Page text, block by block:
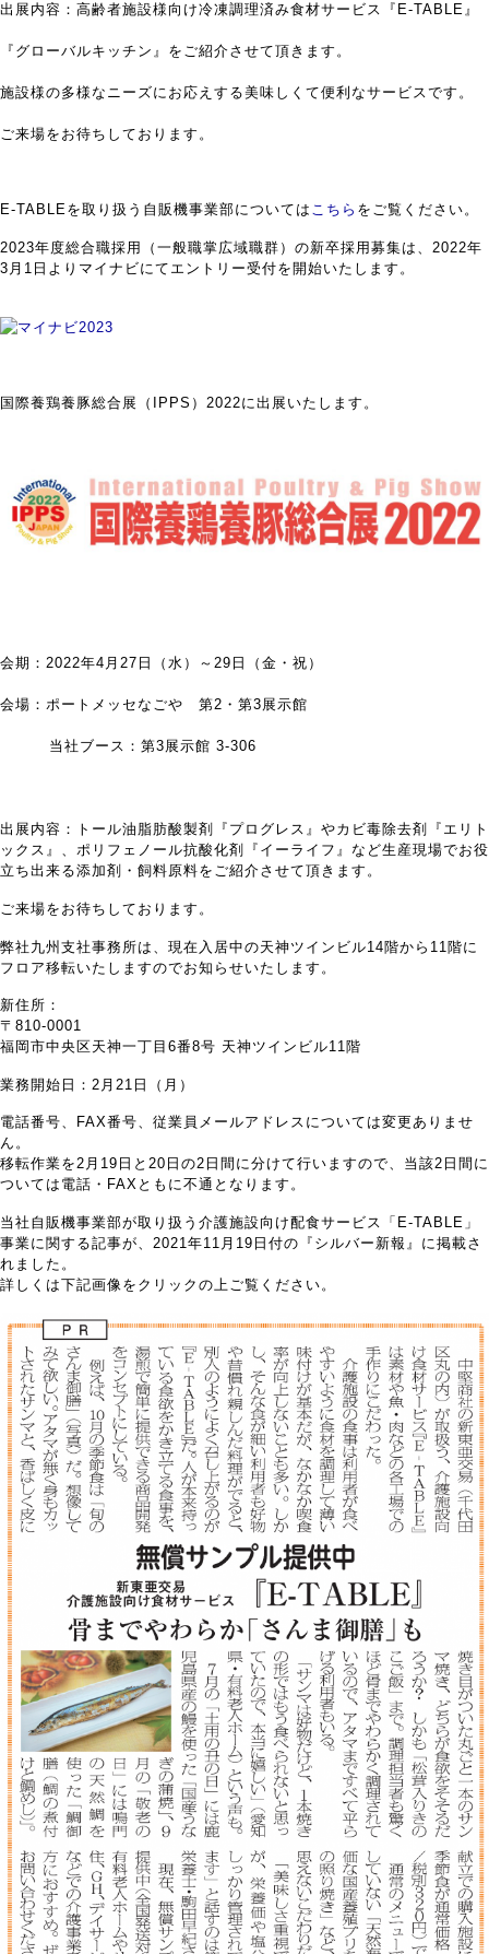
出展内容：高齢者施設様向け冷凍調理済み食材サービス『E-TABLE』
『グローバルキッチン』をご紹介させて頂きます。
施設様の多様なニーズにお応えする美味しくて便利なサービスです。
ご来場をお待ちしております。
E-TABLEを取り扱う自販機事業部については こちら をご覧ください。
2023年度総合職採用（一般職掌広域職群）の新卒採用募集は、2022年
3月1日よりマイナビにてエントリー受付を開始いたします。
国際養鶏養豚総合展（IPPS）2022に出展いたします。
会期：2022年4月27日（水）～29日（金・祝）
会場：ポートメッセなごや 第2・第3展示館
当社ブース：第3展示館 3-306
出展内容：トール油脂肪酸製剤『プログレス』やカビ毒除去剤『エリト
ックス』、ポリフェノール抗酸化剤『イーライフ』など生産現場でお役
立ち出来る添加剤・飼料原料をご紹介させて頂きます。
ご来場をお待ちしております。
弊社九州支社事務所は、現在入居中の天神ツインビル14階から11階に
フロア移転いたしますのでお知らせいたします。
新住所：
〒810-0001
福岡市中央区天神一丁目6番8号 天神ツインビル11階
業務開始日：2月21日（月）
電話番号、FAX番号、従業員メールアドレスについては変更ありませ
ん。
移転作業を2月19日と20日の2日間に分けて行いますので、当該2日間に
ついては電話・FAXともに不通となります。
当社自販機事業部が取り扱う介護施設向け配食サービス「E-TABLE」
事業に関する記事が、2021年11月19日付の『シルバー新報』に掲載さ
れました。
詳しくは下記画像をクリックの上ご覧ください。